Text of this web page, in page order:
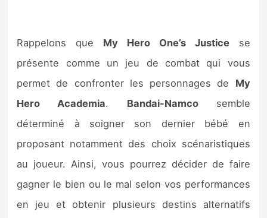
Rappelons que My Hero One’s Justicese
présente comme un jeu de combat qui vous
permet de confronter les personnages de My
Hero Academia. Bandai-Namcosemble
déterminé à soigner son dernier bébé en
proposant notamment des choix scénaristiques
au joueur. Ainsi, vous pourrez décider de faire
gagner le bien ou le mal selon vos performances
en jeu et obtenir plusieurs destins alternatifs